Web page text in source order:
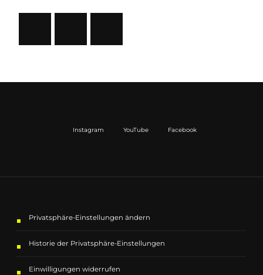
Privatsphäre-Einstellungen ändern
Historie der Privatsphäre-Einstellungen
Einwilligungen widerrufen